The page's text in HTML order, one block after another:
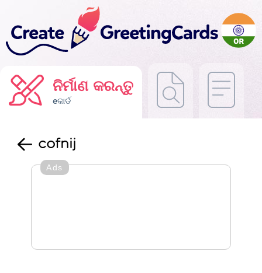
ନିର୍ମାଣ କରନ୍ତୁ
eକାର୍ଡ
cofnij
Ads